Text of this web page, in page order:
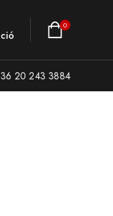
0
20 243 3884